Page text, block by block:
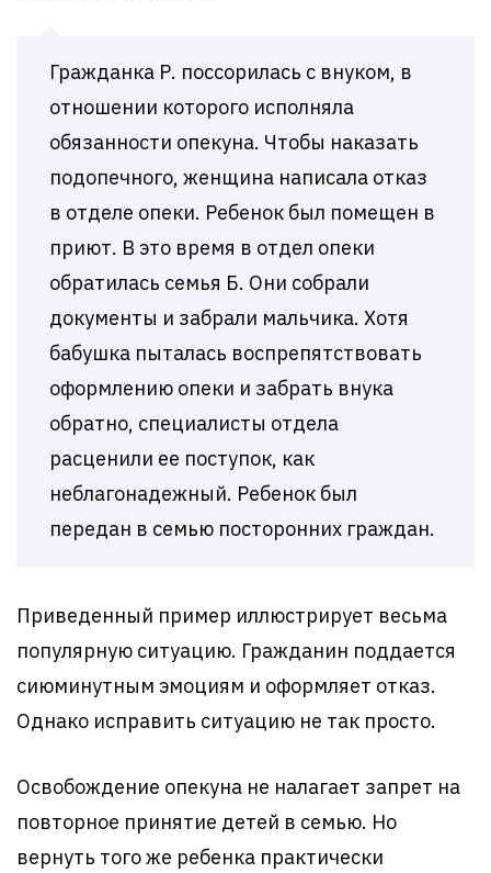
Гражданка Р. поссорилась с внуком, в
отношении которого исполняла
обязанности опекуна. Чтобы наказать
подопечного, женщина написала отказ
в отделе опеки. Ребенок был помещен в
приют. В это время в отдел опеки
обратилась семья Б. Они собрали
документы и забрали мальчика. Хотя
бабушка пыталась воспрепятствовать
оформлению опеки и забрать внука
обратно, специалисты отдела
расценили ее поступок, как
неблагонадежный. Ребенок был
передан в семью посторонних граждан.
Приведенный пример иллюстрирует весьма
популярную ситуацию. Гражданин поддается
сиюминутным эмоциям и оформляет отказ.
Однако исправить ситуацию не так просто.
Освобождение опекуна не налагает запрет на
повторное принятие детей в семью. Но
вернуть того же ребенка практически